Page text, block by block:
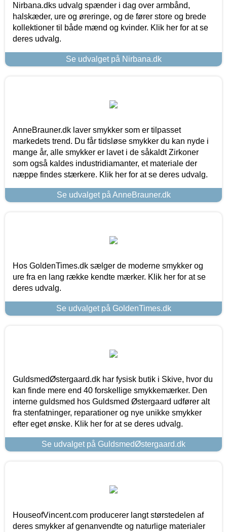
Nirbana.dks udvalg spænder i dag over armbånd,
halskæder, ure og øreringe, og de fører store og brede
kollektioner til både mænd og kvinder. Klik her for at se
deres udvalg.
Se udvalget på Nirbana.dk
AnneBrauner.dk laver smykker som er tilpasset
markedets trend. Du får tidsløse smykker du kan nyde i
mange år, alle smykker er lavet i de såkaldt Zirkoner
som også kaldes industridiamanter, et materiale der
næppe findes stærkere. Klik her for at se deres udvalg.
Se udvalget på AnneBrauner.dk
Hos GoldenTimes.dk sælger de moderne smykker og
ure fra en lang række kendte mærker. Klik her for at se
deres udvalg.
Se udvalget på GoldenTimes.dk
GuldsmedØstergaard.dk har fysisk butik i Skive, hvor du
kan finde mere end 40 forskellige smykkemærker. Den
interne guldsmed hos Guldsmed Østergaard udfører alt
fra stenfatninger, reparationer og nye unikke smykker
efter eget ønske. Klik her for at se deres udvalg.
Se udvalget på GuldsmedØstergaard.dk
HouseofVincent.com producerer langt størstedelen af
deres smykker af genanvendte og naturlige materialer